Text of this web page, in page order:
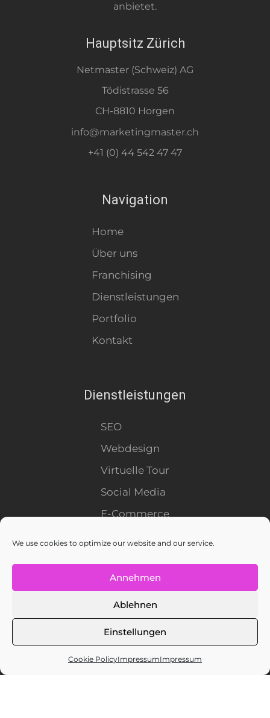
We use cookies to optimize our website and our service.
Annehmen
Ablehnen
Einstellungen
Cookie PolicyImpressumImpressum
anbietet.
Hauptsitz Zürich
Netmaster (Schweiz) AG
Tödistrasse 56
CH-8810 Horgen
info@marketingmaster.ch
+41 (0) 44 542 47 47
Navigation
Home
Über uns
Franchising
Dienstleistungen
Portfolio
Kontakt
Dienstleistungen
SEO
Webdesign
Virtuelle Tour
Social Media
E-Commerce
En
Stellenangebote